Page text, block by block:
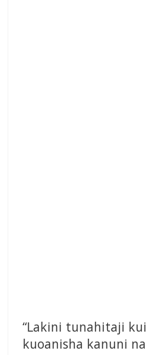
“Lakini tunahitaji
kuoanisha kanuni